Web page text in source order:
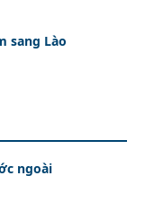
sang Lào
ngoài